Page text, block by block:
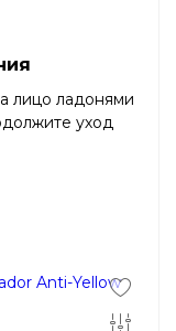
лицо ладонями
уход